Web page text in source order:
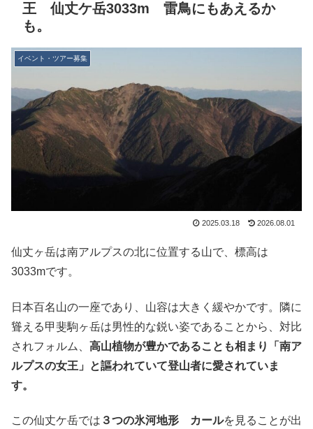
王 仙丈ケ岳3033m 雷鳥にもあえるか
も。
イベント・ツアー募集
2025.03.18 2026.08.01
仙丈ヶ岳は南アルプスの北に位置する山で、標高は
3033mです。
日本百名山の一座であり、山容は大きく緩やかです。隣に
聳える甲斐駒ヶ岳は男性的な鋭い姿であることから、対比
されフォルム、 高山植物が豊かであることも相まり「南ア
ルプスの女王」と謳われていて登山者に愛されていま
す。
この仙丈ケ岳では ３つの氷河地形 カールを見ることが出